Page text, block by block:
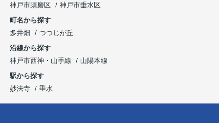
神戸市須磨区
神戸市垂水区
町名から探す
多井畑
つつじが丘
沿線から探す
神戸市西神・山手線
山陽本線
駅から探す
妙法寺
垂水